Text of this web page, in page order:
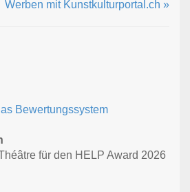
Werben mit Kunstkulturportal.ch »
Bewertungssystem
für den HELP Award 2026